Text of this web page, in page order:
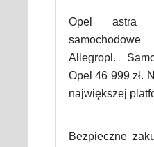
Opel
Allegropl.
Opel 46 999 zł.
największej
Bezpieczne